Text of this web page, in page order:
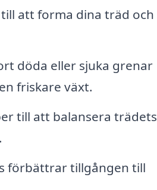
att forma dina träd och
döda eller sjuka grenar
friskare växt.
till att balansera trädets
förbättrar tillgången till